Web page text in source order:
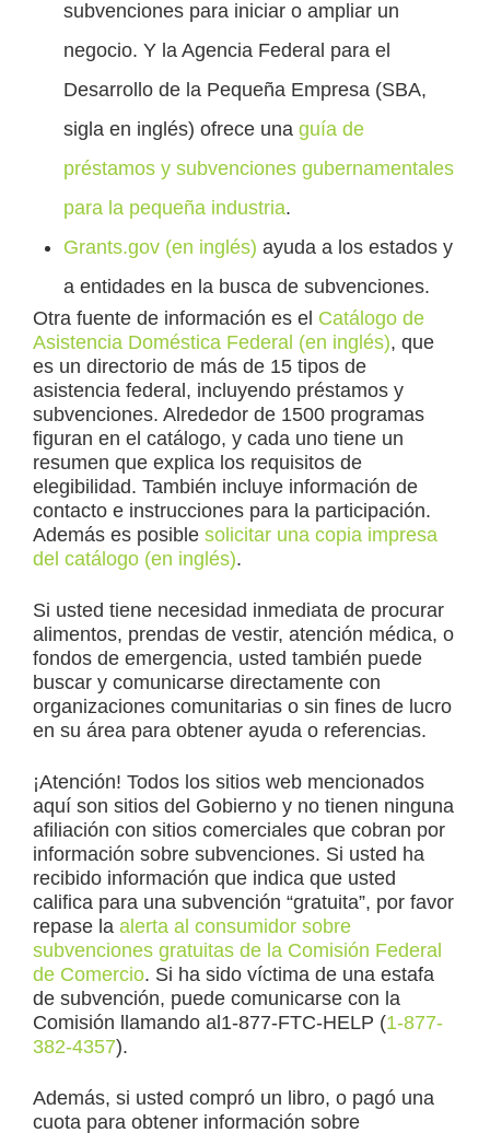
subvenciones para iniciar o ampliar un
negocio. Y la Agencia Federal para el
Desarrollo de la Pequeña Empresa (SBA,
sigla en inglés) ofrece una guía de
préstamos y subvenciones gubernamentales
para la pequeña industria.
Grants.gov (en inglés) ayuda a los estados y
a entidades en la busca de subvenciones.
Otra fuente de información es el Catálogo de
Asistencia Doméstica Federal (en inglés), que
es un directorio de más de 15 tipos de
asistencia federal, incluyendo préstamos y
subvenciones. Alrededor de 1500 programas
figuran en el catálogo, y cada uno tiene un
resumen que explica los requisitos de
elegibilidad. También incluye información de
contacto e instrucciones para la participación.
Además es posible solicitar una copia impresa
del catálogo (en inglés).
Si usted tiene necesidad inmediata de procurar
alimentos, prendas de vestir, atención médica, o
fondos de emergencia, usted también puede
buscar y comunicarse directamente con
organizaciones comunitarias o sin fines de lucro
en su área para obtener ayuda o referencias.
¡Atención! Todos los sitios web mencionados
aquí son sitios del Gobierno y no tienen ninguna
afiliación con sitios comerciales que cobran por
información sobre subvenciones. Si usted ha
recibido información que indica que usted
califica para una subvención “gratuita”, por favor
repase la alerta al consumidor sobre
subvenciones gratuitas de la Comisión Federal
de Comercio. Si ha sido víctima de una estafa
de subvención, puede comunicarse con la
Comisión llamando al1-877-FTC-HELP (1-877-
382-4357).
Además, si usted compró un libro, o pagó una
cuota para obtener información sobre